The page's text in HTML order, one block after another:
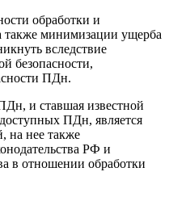
обработки и
также минимизации ущерба
вследствие
безопасности,
ПДн.
и ставшая известной
ПДн, является
на нее также
РФ и
в отношении обработки